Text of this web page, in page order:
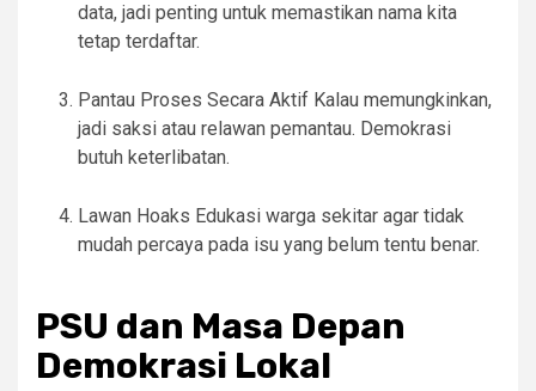
data, jadi penting untuk memastikan nama kita
tetap terdaftar.
Pantau Proses Secara Aktif Kalau memungkinkan,
jadi saksi atau relawan pemantau. Demokrasi
butuh keterlibatan.
Lawan Hoaks Edukasi warga sekitar agar tidak
mudah percaya pada isu yang belum tentu benar.
PSU dan Masa Depan
Demokrasi Lokal